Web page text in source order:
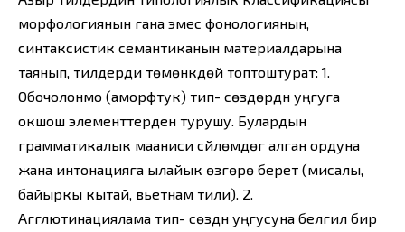
морфологиянын гана эмес фонологиянын,
синтаксистик семантиканын материалдарына
таянып, тилдерди төмөнкүдөй топтоштурат: 1.
Обочолонмо (аморфтук) тип- сөздөрдүн уңгуга
окшош элементтерден турушу. Булардын
грамматикалык мааниси сүйлөмдөгү алган ордуна
жана интонацияга ылайык өзгөрө берет (мисалы,
байыркы кытай, вьетнам тили). 2.
Агглютинациялама тип- сөздүн уңгусуна белгилүү бир